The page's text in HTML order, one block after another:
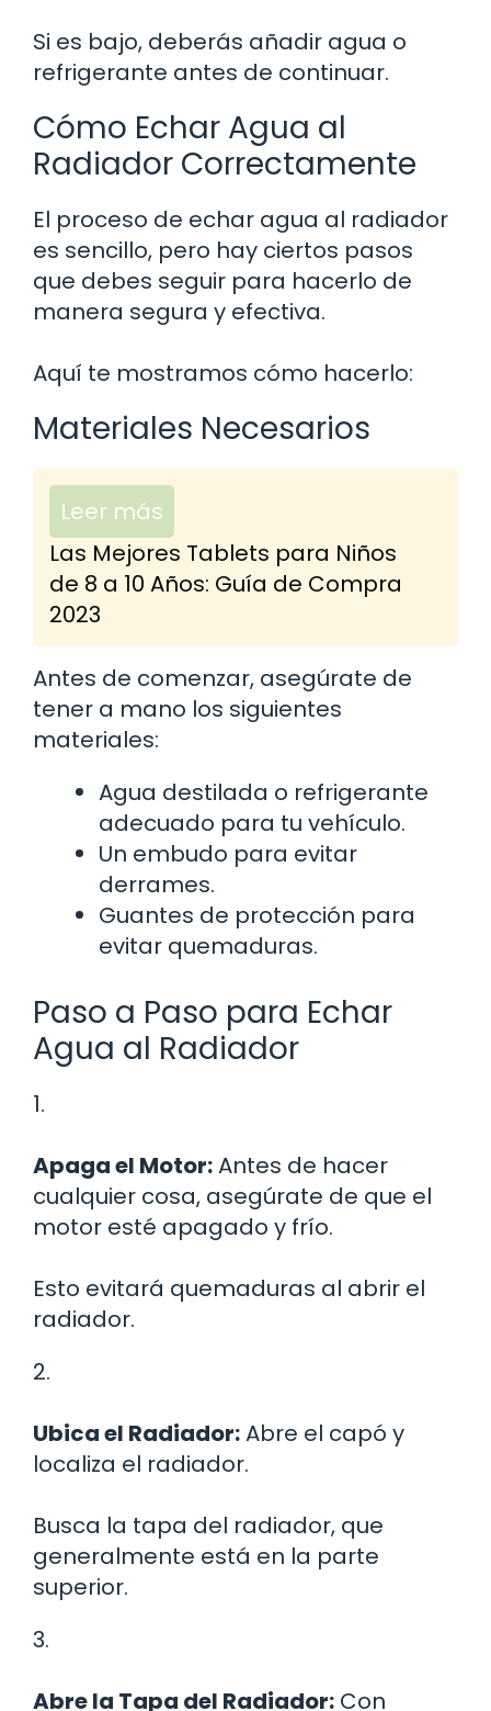
Si es bajo, deberás añadir agua o
refrigerante antes de continuar.
Cómo Echar Agua al
Radiador Correctamente
El proceso de echar agua al radiador
es sencillo, pero hay ciertos pasos
que debes seguir para hacerlo de
manera segura y efectiva.
Aquí te mostramos cómo hacerlo:
Materiales Necesarios
Leer más
Las Mejores Tablets para Niños
de 8 a 10 Años: Guía de Compra
2023
Antes de comenzar, asegúrate de
tener a mano los siguientes
materiales:
Agua destilada o refrigerante
adecuado para tu vehículo.
Un embudo para evitar
derrames.
Guantes de protección para
evitar quemaduras.
Paso a Paso para Echar
Agua al Radiador
1.
Apaga el Motor:Antes de hacer
cualquier cosa, asegúrate de que el
motor esté apagado y frío.
Esto evitará quemaduras al abrir el
radiador.
2.
Ubica el Radiador:Abre el capó y
localiza el radiador.
Busca la tapa del radiador, que
generalmente está en la parte
superior.
3.
Abre la Tapa del Radiador: Con